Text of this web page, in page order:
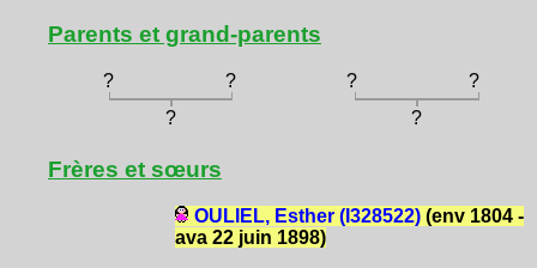
Parents et grand-parents
? ? ?
?
?
?
Frères et sœurs
OULIEL, Esther (I328522)(env 1804 -
ava 22 juin 1898)